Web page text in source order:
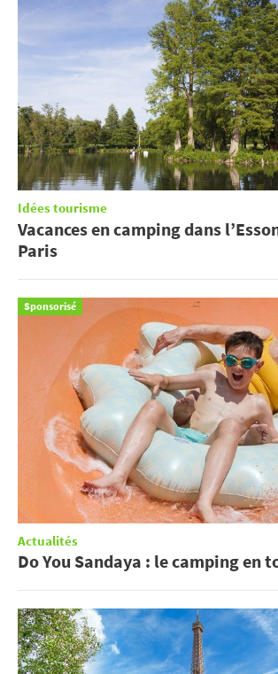
Idées tourisme
Vacances en camping dans
Paris
Sponsorisé
Actualités
Do You Sandaya : le camping en